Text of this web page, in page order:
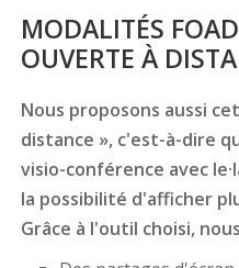
MODALITÉS
OUVERTE À
Nous proposons aussi
distance », c'est-à-dire
visio-conférence avec
la possibilité d'afficher
Grâce à l'outil choisi,